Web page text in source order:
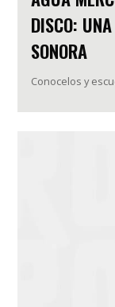
DISCO:
SONORA
Conocelos y